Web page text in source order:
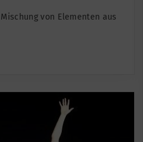
von Elementen aus